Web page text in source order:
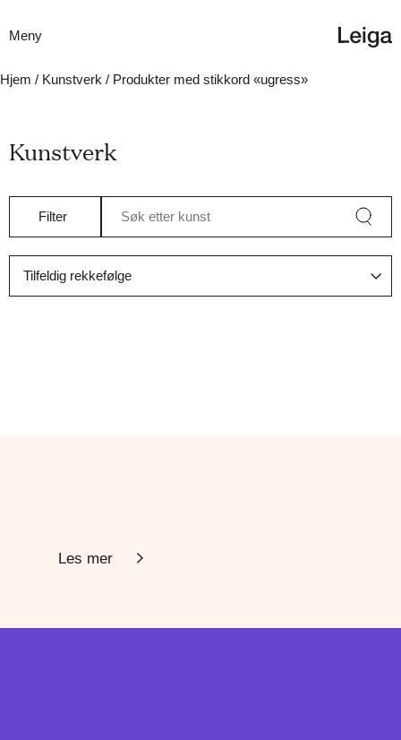
Meny
Hjem / Kunstverk / Produkter med stikkord «ugress»
Kunstverk
Filter Søk etter kunst
Les mer